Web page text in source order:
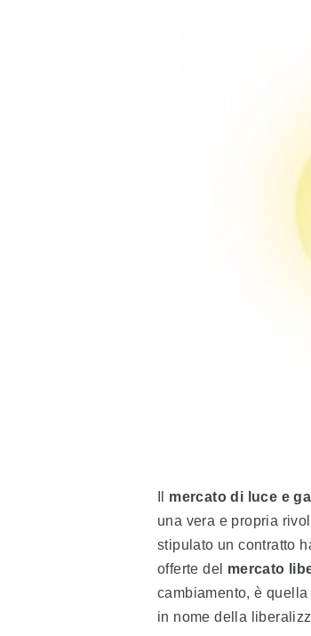
mercato di luce e
una vera e propria
stipulato un contratto
offerte del mercato
cambiamento, è
in nome della